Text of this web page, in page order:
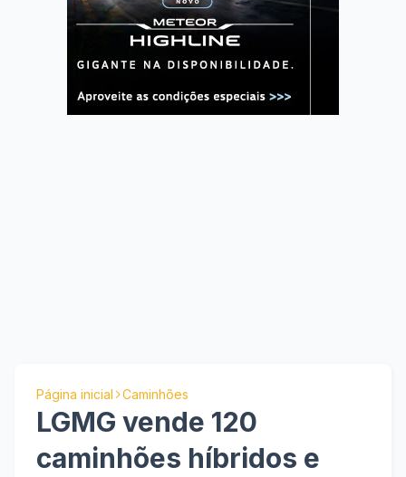
Página inicial Caminhões
LGMG vende 120
caminhões híbridos e